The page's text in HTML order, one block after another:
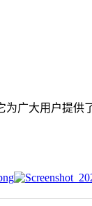
广大用户提